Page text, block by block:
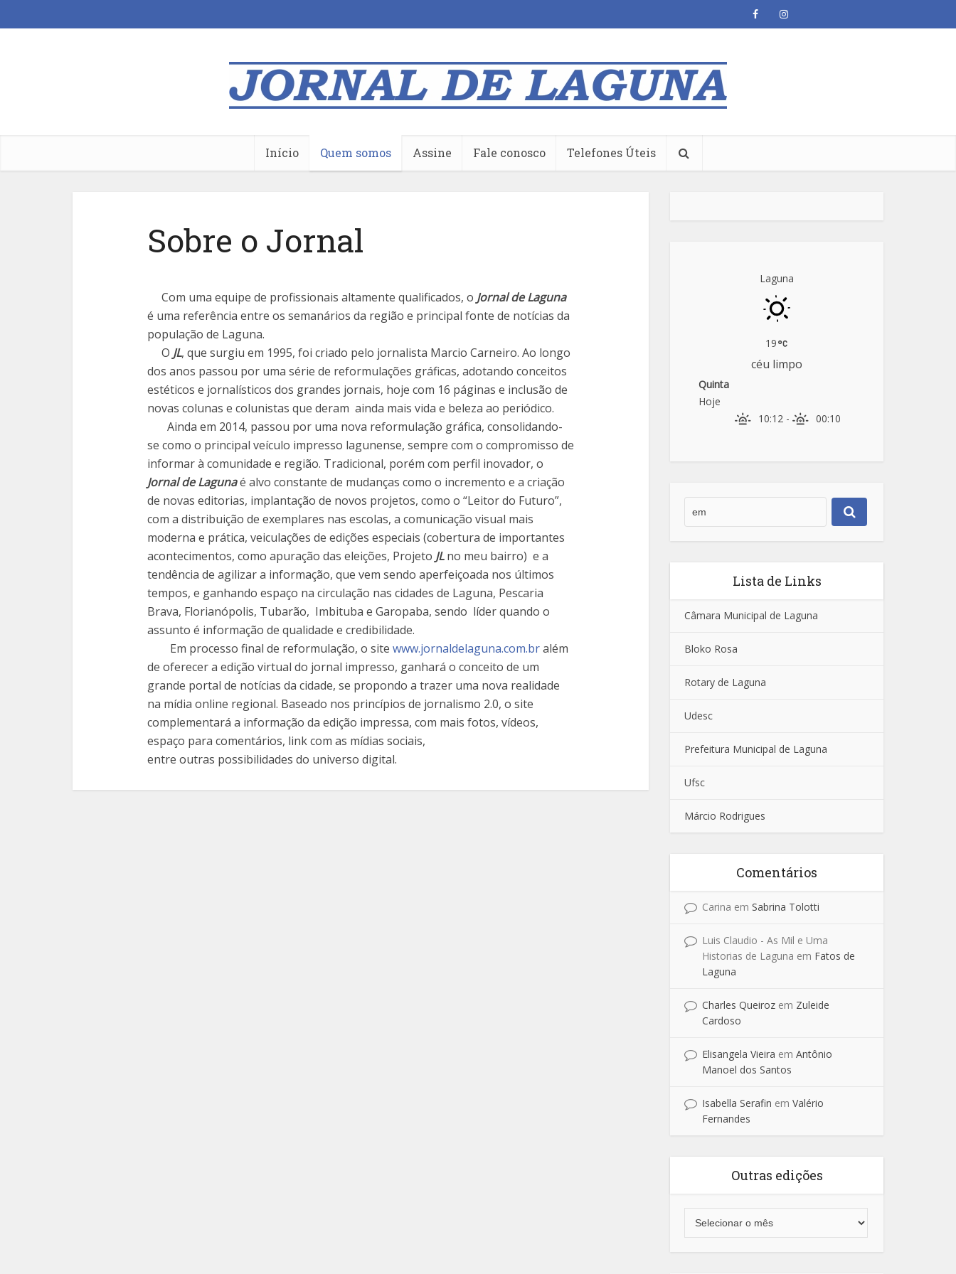
Início Quem somos Assine Fale conosco Telefones Úteis
Sobre o Jornal
Com uma equipe de profissionais altamente qualificados, o Jornal de Laguna
é uma referência entre os semanários da região e principal fonte de notícias da
população de Laguna.
O JL, que surgiu em 1995, foi criado pelo jornalista Marcio Carneiro. Ao longo
dos anos passou por uma série de reformulações gráficas, adotando conceitos
estéticos e jornalísticos dos grandes jornais, hoje com 16 páginas e inclusão de
novas colunas e colunistas que deram ainda mais vida e beleza ao periódico.
Ainda em 2014, passou por uma nova reformulação gráfica, consolidando-
se como o principal veículo impresso lagunense, sempre com o compromisso de
informar à comunidade e região. Tradicional, porém com perfil inovador, o
Jornal de Lagunaé alvo constante de mudanças como o incremento e a criação
de novas editorias, implantação de novos projetos, como o “Leitor do Futuro”,
com a distribuição de exemplares nas escolas, a comunicação visual mais
moderna e prática, veiculações de edições especiais (cobertura de importantes
acontecimentos, como apuração das eleições, Projeto JLno meu bairro) e a
tendência de agilizar a informação, que vem sendo aperfeiçoada nos últimos
tempos, e ganhando espaço na circulação nas cidades de Laguna, Pescaria
Brava, Florianópolis, Tubarão, Imbituba e Garopaba, sendo líder quando o
assunto é informação de qualidade e credibilidade.
Em processo final de reformulação, o site www.jornaldelaguna.com.bralém
de oferecer a edição virtual do jornal impresso, ganhará o conceito de um
grande portal de notícias da cidade, se propondo a trazer uma nova realidade
na mídia online regional. Baseado nos princípios de jornalismo 2.0, o site
complementará a informação da edição impressa, com mais fotos, vídeos,
espaço para comentários, link com as mídias sociais,
entre outras possibilidades do universo digital.
Laguna
19
céu limpo
Quinta
Hoje
10:12 - 00:10
Lista de Links
Câmara Municipal de Laguna
Bloko Rosa
Rotary de Laguna
Udesc
Prefeitura Municipal de Laguna
Ufsc
Márcio Rodrigues
Comentários
Carina em Sabrina Tolotti
Luis Claudio - As Mil e Uma
Historias de Laguna em Fatos de
Laguna
Charles Queiroz em Zuleide
Cardoso
Elisangela Vieira em Antônio
Manoel dos Santos
Isabella Serafin em Valério
Fernandes
Outras edições